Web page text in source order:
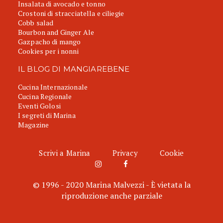
Insalata di avocado e tonno
Crostoni di stracciatella e ciliegie
Cobb salad
Bourbon and Ginger Ale
Gazpacho di mango
Cookies per i nonni
IL BLOG DI MANGIAREBENE
Cucina Internazionale
Cucina Regionale
Eventi Golosi
I segreti di Marina
Magazine
Scrivi a Marina Privacy Cookie
© 1996 - 2020 Marina Malvezzi - È vietata la
riproduzione anche parziale